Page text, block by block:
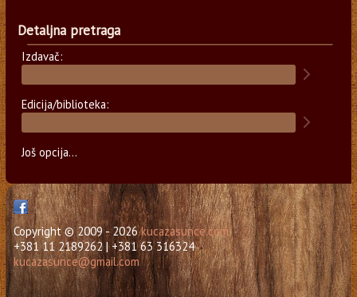
Detaljna pretraga
Izdavač:
Edicija/biblioteka:
Još opcija...
Copyright © 2009 - 2026kucazasunce.com
+381 11 2189262 | +381 63 316324
kucazasunce@gmail.com